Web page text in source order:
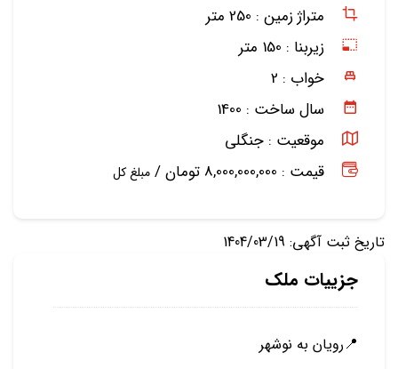
متراژ زمین : 250 متر
زیربنا : 150 متر
خواب : 2
سال ساخت : 1400
موقعیت : جنگلی
قیمت : 8,000,000,000 تومان /
مبلغ کل
تاریخ ثبت آگهی: 1404/03/19
جزییات ملک
📍رویان به نوشهر